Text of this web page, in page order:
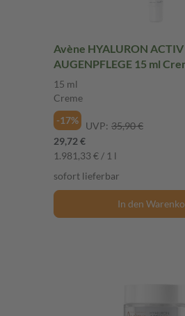
Avène HYALURON ACTIV
AUGENPFLEGE 15 ml
15 ml
Creme
-17%
UVP: 35,90 €
29,72 €
1.981,33 € / 1 l
sofort lieferbar
In den